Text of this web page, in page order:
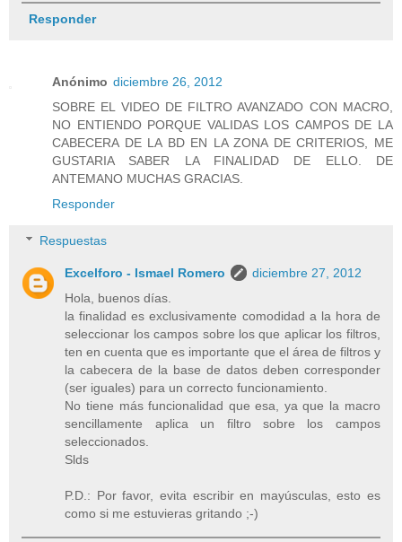
Responder
Anónimo diciembre 26, 2012
SOBRE EL VIDEO DE FILTRO AVANZADO CON MACRO,
NO ENTIENDO PORQUE VALIDAS LOS CAMPOS DE LA
CABECERA DE LA BD EN LA ZONA DE CRITERIOS, ME
GUSTARIA SABER LA FINALIDAD DE ELLO. DE
ANTEMANO MUCHAS GRACIAS.
Responder
Respuestas
Excelforo - Ismael Romero
diciembre 27, 2012
Hola, buenos días.
la finalidad es exclusivamente comodidad a la hora de
seleccionar los campos sobre los que aplicar los filtros,
ten en cuenta que es importante que el área de filtros y
la cabecera de la base de datos deben corresponder
(ser iguales) para un correcto funcionamiento.
No tiene más funcionalidad que esa, ya que la macro
sencillamente aplica un filtro sobre los campos
seleccionados.
Slds
P.D.: Por favor, evita escribir en mayúsculas, esto es
como si me estuvieras gritando ;-)